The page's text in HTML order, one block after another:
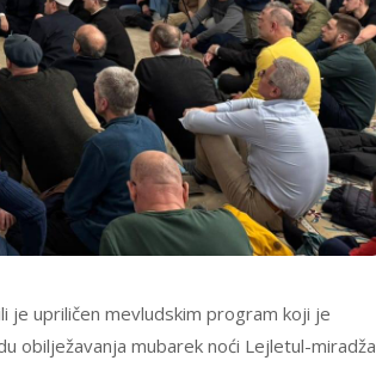
je upriličen mevludskim program koji je
obilježavanja mubarek noći Lejletul-miradža